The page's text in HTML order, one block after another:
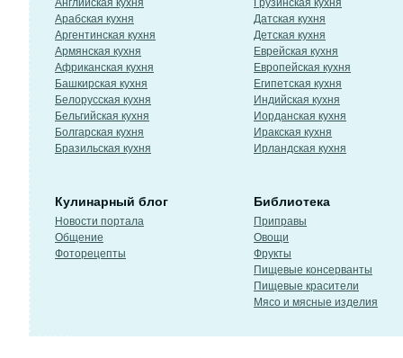
Английская кухня
Арабская кухня
Аргентинская кухня
Армянская кухня
Африканская кухня
Башкирская кухня
Белорусская кухня
Бельгийская кухня
Болгарская кухня
Бразильская кухня
Грузинская кухня
Датская кухня
Детская кухня
Еврейская кухня
Европейская кухня
Египетская кухня
Индийская кухня
Иорданская кухня
Иракская кухня
Ирландская кухня
Кулинарный блог
Новости портала
Общение
Фоторецепты
Библиотека
Приправы
Овощи
Фрукты
Пищевые консерванты
Пищевые красители
Мясо и мясные изделия